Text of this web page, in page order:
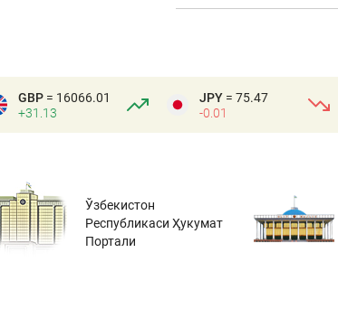
GBP = 16066.01
+31.13
JPY = 75.47
-0.01
Ўзбекистон
Республикаси Ҳукумат
Портали